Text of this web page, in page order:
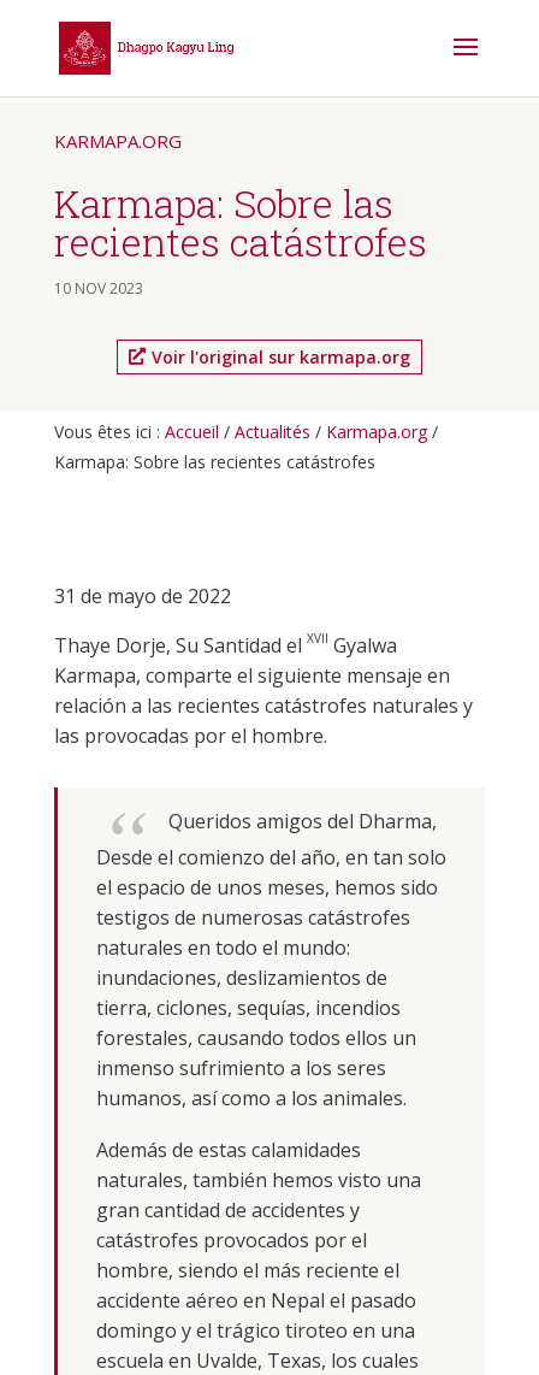
KARMAPA.ORG
Karmapa: Sobre las
recientes catástrofes
10 NOV 2023
Voir l'original sur karmapa.org
Vous êtes ici : Accueil / Actualités / Karmapa.org/
Karmapa: Sobre las recientes catástrofes
31 de mayo de 2022
Thaye Dorje, Su Santidad el XVII Gyalwa
Karmapa, comparte el siguiente mensaje en
relación a las recientes catástrofes naturales y
las provocadas por el hombre.
Queridos amigos del Dharma,
Desde el comienzo del año, en tan solo
el espacio de unos meses, hemos sido
testigos de numerosas catástrofes
naturales en todo el mundo:
inundaciones, deslizamientos de
tierra, ciclones, sequías, incendios
forestales, causando todos ellos un
inmenso sufrimiento a los seres
humanos, así como a los animales.
Además de estas calamidades
naturales, también hemos visto una
gran cantidad de accidentes y
catástrofes provocados por el
hombre, siendo el más reciente el
accidente aéreo en Nepal el pasado
domingo y el trágico tiroteo en una
escuela en Uvalde, Texas, los cuales